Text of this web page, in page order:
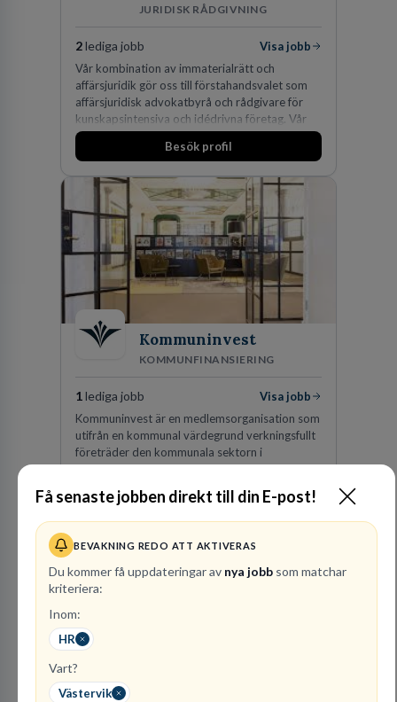
Få senaste jobben direkt till din E-post!
BEVAKNING REDO ATT AKTIVERAS
Du kommer få uppdateringar av nya jobb som matchar
kriteriera:
Inom:
HR
Vart?
Västervik
JURIDISK RÅDGIVNING
2lediga jobb
Visa jobb
Vår kombination av immaterialrätt och
affärsjuridik gör oss till förstahandsvalet som
affärsjuridisk advokatbyrå och rådgivare för
kunskapsintensiva och idédrivna företag. Vår
expertis inom IP-tillgångar har gett oss en
marknadsledande position. Våra klienter väljer
skydda, utveckla och kommersialisera
företagets viktigaste tillgångar.
Besök profil
Kommuninvest
KOMMUNFINANSIERING
1 lediga jobb
Visa jobb
Kommuninvest är en medlemsorganisation som
utifrån en kommunal värdegrund verkningsfullt
företräder den kommunala sektorn i
finansieringsfrågor.
Besök profil